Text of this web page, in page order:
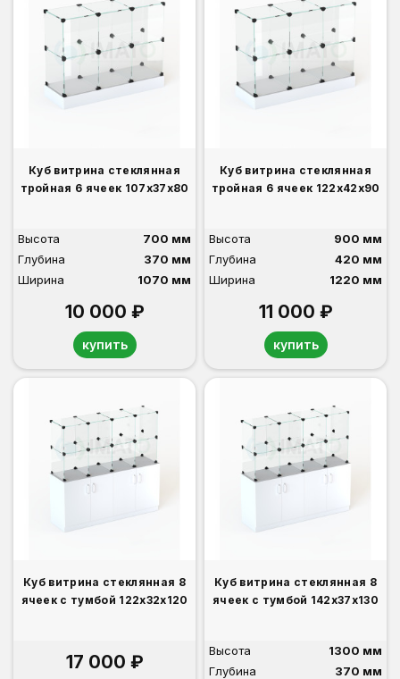
Куб витрина стеклянная
тройная 6 ячеек 107х37х80
Высота
700 мм
Глубина
370 мм
Ширина
1070 мм
10 000 ₽
купить
Куб витрина стеклянная
тройная 6 ячеек 122х42х90
Высота
900 мм
Глубина
420 мм
Ширина
1220 мм
11 000 ₽
купить
Куб витрина стеклянная 8
ячеек с тумбой 122х32х120
17 000 ₽
Куб витрина стеклянная 8
ячеек с тумбой 142х37х130
Высота
1300 мм
Глубина
370 мм